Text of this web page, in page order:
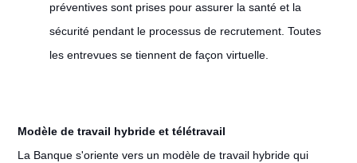
préventives sont prises pour assurer la santé et la
sécurité pendant le processus de recrutement. Toutes
les entrevues se tiennent de façon virtuelle.
Modèle de travail hybride et télétravail
La Banque s'oriente vers un modèle de travail hybride qui